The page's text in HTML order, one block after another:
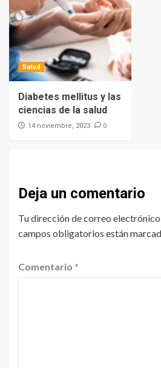
Salud
Diabetes mellitus y las
ciencias de la salud
14 noviembre, 2023 0
Deja un comentario
Tu dirección de correo electrónico
campos obligatorios están
Comentario *